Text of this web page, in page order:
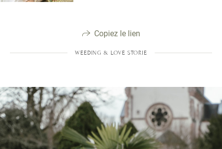
Copiez le lien
WEEDING & LOVE STORIE